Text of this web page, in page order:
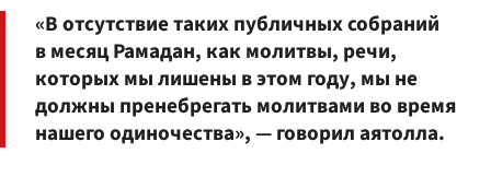
«В отсутствие таких публичных собраний
в месяц Рамадан, как молитвы, речи,
которых мы лишены в этом году, мы не
должны пренебрегать молитвами во время
нашего одиночества», — говорил аятолла.